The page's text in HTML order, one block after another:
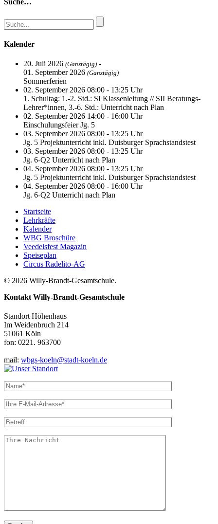
Kalender
20. Juli 2026 (Ganztägig) -
01. September 2026 (Ganztägig)
Sommerferien
02. September 2026 08:00 - 13:25 Uhr
1. Schultag: 1.-2. Std.: SI Klassenleitung // SII Beratungs-
Lehrer*innen, 3.-6. Std.: Unterricht nach Plan
02. September 2026 14:00 - 16:00 Uhr
Einschulungsfeier Jg. 5
03. September 2026 08:00 - 13:25 Uhr
Jg. 5 Projektunterricht inkl. Duisburger Sprachstandstest
03. September 2026 08:00 - 13:25 Uhr
Jg. 6-Q2 Unterricht nach Plan
04. September 2026 08:00 - 13:25 Uhr
Jg. 5 Projektunterricht inkl. Duisburger Sprachstandstest
04. September 2026 08:00 - 16:00 Uhr
Jg. 6-Q2 Unterricht nach Plan
Startseite
Lehrkräfte
Kalender
WBG Broschüre
Veedelsfest Magazin
Speiseplan
Circus Radelito-AG
© 2026 Willy-Brandt-Gesamtschule.
Kontakt Willy-Brandt-Gesamtschule
Standort Höhenhaus
Im Weidenbruch 214
51061 Köln
fon: 0221. 963700
mail: wbgs-koeln@stadt-koeln.de